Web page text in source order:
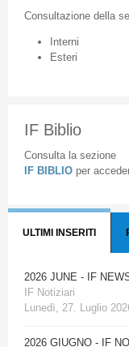
Consultazione della
Interni
Esteri
IF Biblio
Consulta la sezione
IF BIBLIO per
ULTIMI INSERITI
2026 JUNE - IF
IF Notiziari
Lunedì, 27. Luglio
2026 GIUGNO - IF